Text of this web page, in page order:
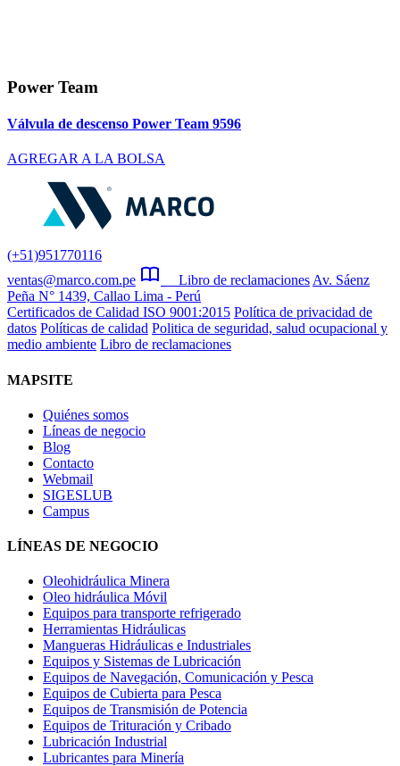
Power Team
Válvula de descenso Power Team 9596
AGREGAR A LA BOLSA
(+51)951770116
ventas@marco.com.pe
Libro de reclamaciones Av. Sáenz
Peña N° 1439, Callao Lima - Perú
Certificados de Calidad ISO 9001:2015 Política de privacidad de
datos Políticas de calidad Politica de seguridad, salud ocupacional y
medio ambiente Libro de reclamaciones
MAPSITE
Quiénes somos
Líneas de negocio
Blog
Contacto
Webmail
SIGESLUB
Campus
LÍNEAS DE NEGOCIO
Oleohidráulica Minera
Oleo hidráulica Móvil
Equipos para transporte refrigerado
Herramientas Hidráulicas
Mangueras Hidráulicas e Industriales
Equipos y Sistemas de Lubricación
Equipos de Navegación, Comunicación y Pesca
Equipos de Cubierta para Pesca
Equipos de Transmisión de Potencia
Equipos de Trituración y Cribado
Lubricación Industrial
Lubricantes para Minería